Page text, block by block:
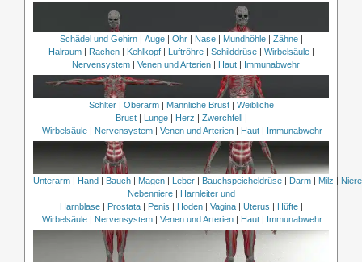
Schädel und Gehirn| Auge| Ohr| Nase| Mundhöhle| Zähne|
Halraum| Rachen| Kehlkopf| Luftröhre| Schilddrüse| Wirbelsäule|
Nervensystem | Venen und Arterien | Haut | Immunabwehr
Schlter| Oberarm| Männliche Brust| Weibliche
Brust| Lunge| Herz | Zwerchfell|
Wirbelsäule | Nervensystem | Venen und Arterien | Haut | Immunabwehr
Unterarm| Hand| Bauch| Magen| Leber| Bauchspeicheldrüse| Darm| Milz |
Nebenniere| Harnleiter und
Harnblase| Prostata| Penis | Hoden| Vagina| Uterus | Hüfte|
Wirbelsäule | Nervensystem | Venen und Arterien | Haut | Immunabwehr